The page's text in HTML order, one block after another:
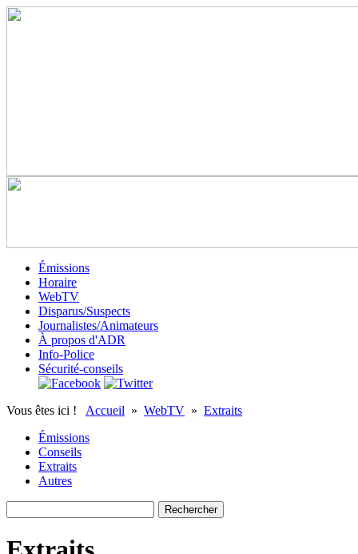
Émissions
Horaire
WebTV
Disparus/Suspects
Journalistes/Animateurs
À propos d'ADR
Info-Police
Sécurité-conseils
Vous êtes ici ! Accueil » WebTV » Extraits
Émissions
Conseils
Extraits
Autres